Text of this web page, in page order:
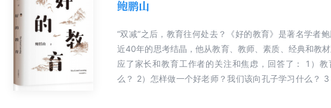
鲍鹏山
“双减“之后，教育往何处去？《好的教育》是著名学者
近40年的思考结晶，他从教育、教师、素质、经典和教
应了家长和教育工作者的关注和焦虑，回答了： 1）教育的使命是什
么？ 2）怎样做一个好老师？我们该向孔子学习什么？ 3）素质教育的